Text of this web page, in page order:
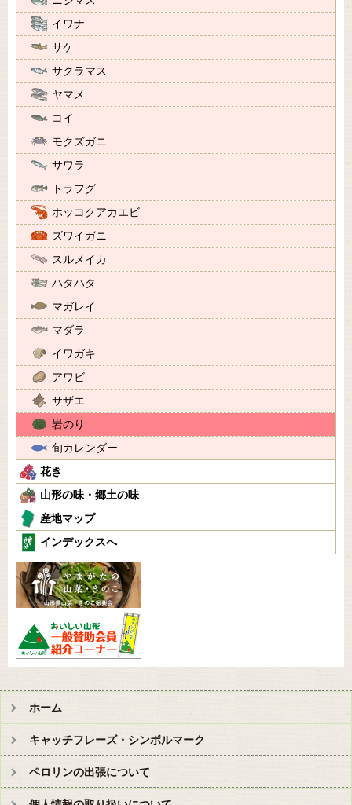
イワナ
サケ
サクラマス
ヤマメ
コイ
モクズガニ
サワラ
トラフグ
ホッコクアカエビ
ズワイガニ
スルメイカ
ハタハタ
マガレイ
マダラ
イワガキ
アワビ
サザエ
岩のり
旬カレンダー
花き
山形の味・郷土の味
産地マップ
インデックスへ
ホーム
キャッチフレーズ・シンボルマーク
ペロリンの出張について